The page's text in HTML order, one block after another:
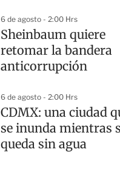
6 de agosto - 2:00 Hrs
Sheinbaum quiere
retomar la bandera
anticorrupción
6 de agosto - 2:00 Hrs
CDMX: una ciudad
se inunda mientras
queda sin agua